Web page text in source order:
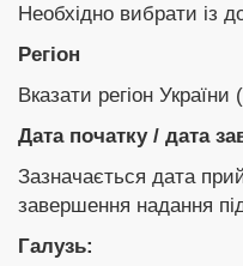
Необхідно вибрати із
Регіон
Вказати регіон
Дата початку / дата
Зазначається дата
завершення надання
Галузь: